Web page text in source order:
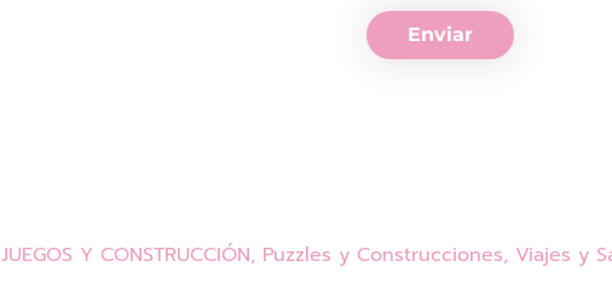
Enviar
JUEGOS Y CONSTRUCCIÓN, Puzzles y Construcciones, Viajes y